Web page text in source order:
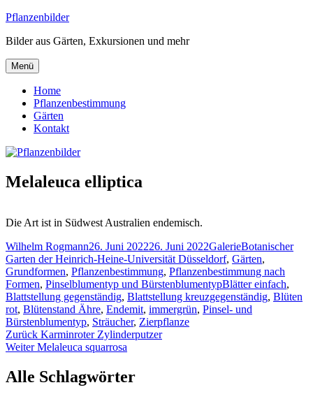
Zum
springen
Pflanzenbilder
Bilder aus Gärten, Exkursionen und mehr
Menü
Home
Pflanzenbestimmung
Gärten
Kontakt
Melaleuca elliptica
Die Art ist in Südwest Australien endemisch.
Autor
Wilhelm RogmannVeröffentlicht
am
26. Juni 202226. Juni 2022Format
GalerieKategorien
Botanischer
Garten der Heinrich-Heine-Universität Düsseldorf, Gärten,
Grundformen, Pflanzenbestimmung, Pflanzenbestimmung nach
Formen, Pinselblumentyp und BürstenblumentypSchlagwörter
Blätter einfach,
Blattstellung gegenständig, Blattstellung kreuzgegenständig, Blüten
rot, Blütenstand Ähre, Endemit, immergrün, Pinsel- und
Bürstenblumentyp, Sträucher, Zierpflanze
Beitragsnavigation
Zurück Vorheriger
Beitrag:
Karminroter Zylinderputzer
Weiter Nächster
Melaleuca squarrosa
Alle Schlagwörter